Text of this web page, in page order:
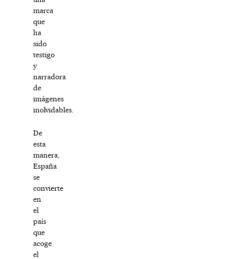
marca
que
ha
sido
testigo
y
narradora
de
imágenes
inolvidables.
De
esta
manera,
España
se
convierte
en
el
país
que
acoge
el